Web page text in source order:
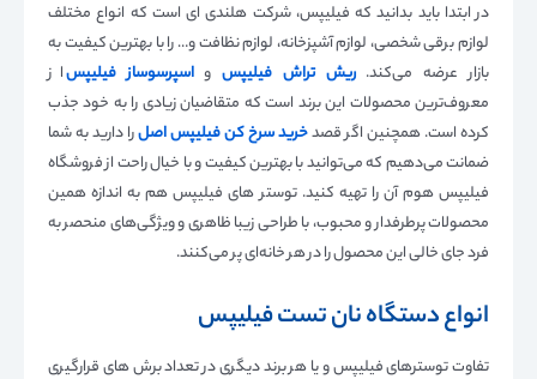
در ابتدا باید بدانید که فیلیپس، شرکت هلندی ای است که انواع مختلف
لوازم برقی شخصی، لوازم آشپزخانه، لوازم نظافت و… را با بهترین کیفیت به
بازار عرضه می‌کند.ریش تراش فیلیپسواسپرسوساز فیلیپساز
معروف‌ترین محصولات این برند است که متقاضیان زیادی را به خود جذب
کرده است. همچنین اگر قصدخرید سرخ کن فیلیپس اصلرا دارید به شما
ضمانت می‌دهیم که می‌توانید با بهترین کیفیت و با خیال راحت از فروشگاه
فیلیپس هوم آن را تهیه کنید. توستر های فیلیپس هم به اندازه همین
محصولات پرطرفدار و محبوب، با طراحی زیبا ظاهری و ویژگی‌های منحصر به
فرد جای خالی این محصول را در هر خانه‌ای پر می‌کنند.
انواع دستگاه نان تست فیلیپس
تفاوت توسترهای فیلیپس و یا هر برند دیگری در تعداد برش های قرارگیری